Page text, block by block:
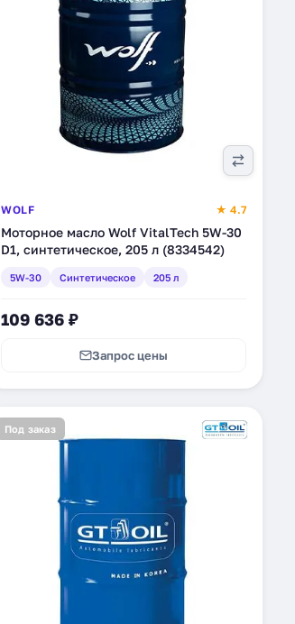
WOLF ★ 4.7
Моторное масло Wolf VitalTech 5W-30
D1, синтетическое, 205 л (8334542)
5W-30 Синтетическое 205 л
109 636 ₽
Запрос цены
Под заказ